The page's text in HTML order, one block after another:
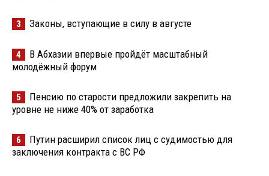
3 Законы, вступающие в силу в августе
4
В Абхазии впервые пройдёт масштабный
молодёжный форум
5
Пенсию по старости предложили закрепить на
уровне не ниже 40% от заработка
6
Путин расширил список лиц с судимостью для
заключения контракта с ВС РФ